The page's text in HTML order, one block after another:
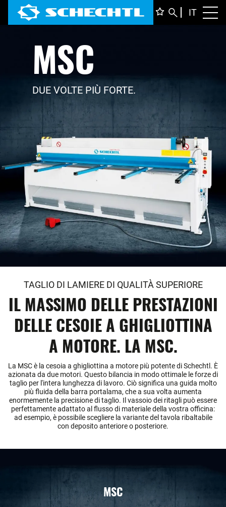
IT
MSC
DUE VOLTE PIÙ FORTE.
TAGLIO DI LAMIERE DI QUALITÀ SUPERIORE
IL MASSIMO DELLE PRESTAZIONI
DELLE CESOIE A GHIGLIOTTINA
A MOTORE. LA MSC.
La MSC è la cesoia a ghigliottina a motore più potente di Schechtl. È
azionata da due motori. Questo bilancia in modo ottimale le forze di
taglio per l'intera lunghezza di lavoro. Ciò significa una guida molto
più fluida della barra portalama, che a sua volta aumenta
enormemente la precisione di taglio. Il vassoio dei ritagli può essere
perfettamente adattato al flusso di materiale della vostra officina:
ad esempio, è possibile scegliere la variante del tavola ribaltabile
con deposito anteriore o posteriore.
MSC